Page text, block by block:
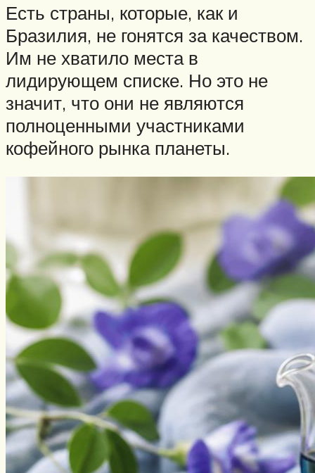
Есть страны, которые, как и
Бразилия, не гонятся за качеством.
Им не хватило места в
лидирующем списке. Но это не
значит, что они не являются
полноценными участниками
кофейного рынка планеты.